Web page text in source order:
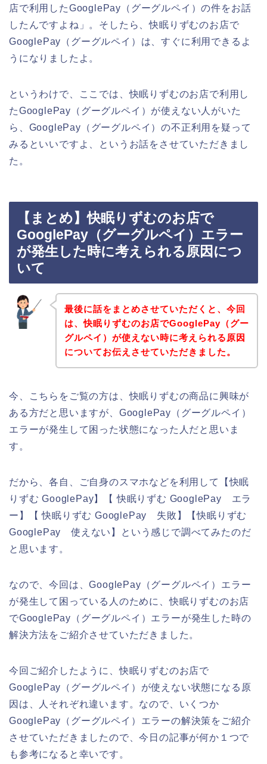
店で利用したGooglePay（グーグルペイ）の件をお話
したんですよね」。そしたら、快眠りずむのお店で
GooglePay（グーグルペイ）は、すぐに利用できるよ
うになりましたよ。
というわけで、ここでは、快眠りずむのお店で利用し
たGooglePay（グーグルペイ）が使えない人がいた
ら、GooglePay（グーグルペイ）の不正利用を疑って
みるといいですよ、というお話をさせていただきまし
た。
【まとめ】快眠りずむのお店で
GooglePay（グーグルペイ）エラー
が発生した時に考えられる原因につ
いて
最後に話をまとめさせていただくと、今回
は、快眠りずむのお店でGooglePay（グー
グルペイ）が使えない時に考えられる原因
についてお伝えさせていただきました。
今、こちらをご覧の方は、快眠りずむの商品に興味が
ある方だと思いますが、GooglePay（グーグルペイ）
エラーが発生して困った状態になった人だと思いま
す。
だから、各自、ご自身のスマホなどを利用して【快眠
りずむ GooglePay】【 快眠りずむ GooglePay エラ
ー】【 快眠りずむ GooglePay 失敗】【快眠りずむ
GooglePay 使えない】という感じで調べてみたのだ
と思います。
なので、今回は、GooglePay（グーグルペイ）エラー
が発生して困っている人のために、快眠りずむのお店
でGooglePay（グーグルペイ）エラーが発生した時の
解決方法をご紹介させていただきました。
今回ご紹介したように、快眠りずむのお店で
GooglePay（グーグルペイ）が使えない状態になる原
因は、人それぞれ違います。なので、いくつか
GooglePay（グーグルペイ）エラーの解決策をご紹介
させていただきましたので、今日の記事が何か１つで
も参考になると幸いです。